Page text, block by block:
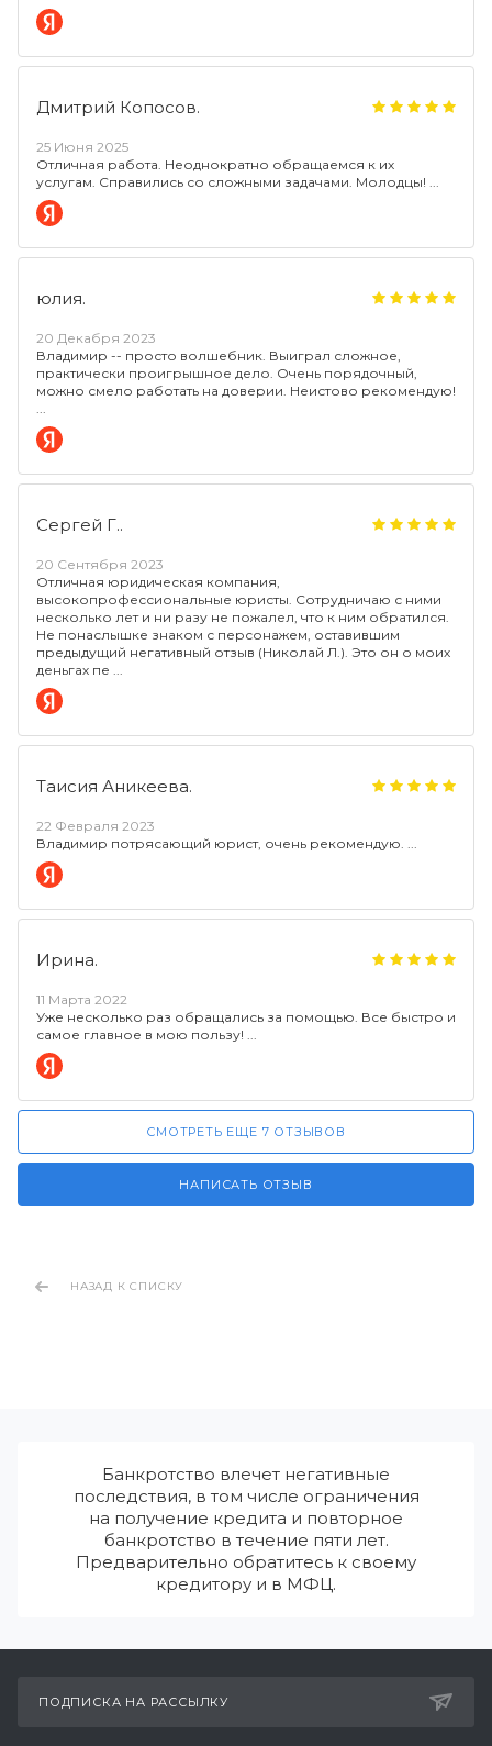
Дмитрий Копосов.
25 Июня 2025
Отличная работа. Неоднократно обращаемся к их
услугам. Справились со сложными задачами. Молодцы!
юлия.
20 Декабря 2023
Владимир -- просто волшебник. Выиграл сложное,
практически проигрышное дело. Очень порядочный,
можно смело работать на доверии. Неистово рекомендую!
Сергей Г..
20 Сентября 2023
Отличная юридическая компания,
высокопрофессиональные юристы. Сотрудничаю с ними
несколько лет и ни разу не пожалел, что к ним обратился.
Не понаслышке знаком с персонажем, оставившим
предыдущий негативный отзыв (Николай Л.). Это он о моих
деньгах пе
Таисия Аникеева.
22 Февраля 2023
Владимир потрясающий юрист, очень рекомендую.
Ирина.
11 Марта 2022
Уже несколько раз обращались за помощью. Все быстро и
самое главное в мою пользу!
СМОТРЕТЬ ЕЩЕ 7 ОТЗЫВОВ
НАПИСАТЬ ОТЗЫВ
НАЗАД К СПИСКУ
Банкротство влечет негативные
последствия, в том числе ограничения
на получение кредита и повторное
банкротство в течение пяти лет.
Предварительно обратитесь к своему
кредитору и в МФЦ.
ПОДПИСКА НА РАССЫЛКУ